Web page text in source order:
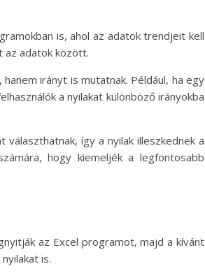
is, ahol az adatok trendjeit kell
az adatok között.
irányt is mutatnak. Például, ha egy
a nyilakat különböző irányokba
így a nyilak illeszkednek a
hogy kiemeljék a legfontosabb
az Excel programot, majd a kívánt
is.